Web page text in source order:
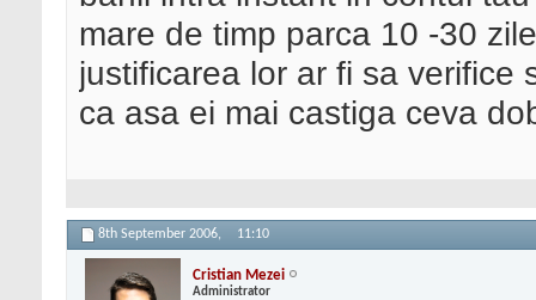
mare de timp parca 10 -30
justificarea lor ar fi sa verifice
ca asa ei mai castiga ceva
8th September 2006, 11:10
Cristian Mezei
Administrator